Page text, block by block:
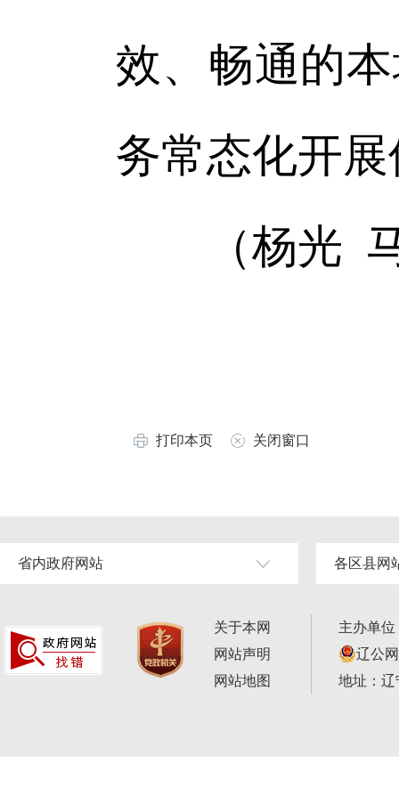
效、畅通的
务常态化开
（杨光
打印本页 关闭窗口
省内政府网站 各区县网
关于本网
网站声明
网站地图
主办单
辽公
地址：辽